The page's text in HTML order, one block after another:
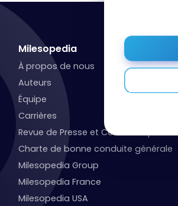
Milesopedia
À propos de nous
Auteurs
Équipe
Carrières
Revue de Presse et Communiqués
Charte de bonne conduite générale
Milesopedia Group
Milesopedia France
Milesopedia USA